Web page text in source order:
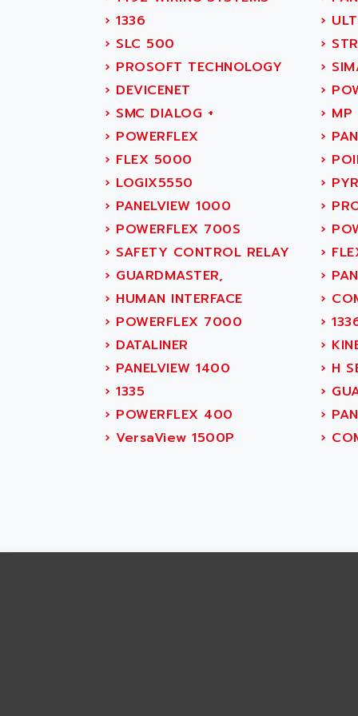
PANEL
OPERATOR PANEL
APRIL 2000
APRIL 7000
SMC50
SMC600
SMC25 et SMC 35
SMC 50 / SMC 600
SMC 600
SMC
ABASK
ABB
ABB AS ROBOTIC
ABB REPAIR DEPT
ABB ROBOTICS
ABC VISION
ABD
ABG
ABL
ABL SURSUM
ABLE SYSTEMS
ABLIC
ABOUTBATTERIE
ABRACON
ABS COMPUTERS
ABS SYSTEM
ABSOCODER
ABUS
ABUS ELECTRONIC
› 1336 ›
› SLC 500 ›
› PROSOFT TECHNOLOGY ›
› DEVICENET ›
› SMC DIALOG + › MP
› POWERFLEX ›
› FLEX 5000 ›
› LOGIX5550 ›
› PANELVIEW 1000 ›
› POWERFLEX 700S ›
› SAFETY CONTROL RELAY ›
› GUARDMASTER, ›
› HUMAN INTERFACE ›
› POWERFLEX 7000 ›
› DATALINER ›
› PANELVIEW 1400 › H
› 1335 ›
› POWERFLEX 400 ›
› VersaView 1500P ›